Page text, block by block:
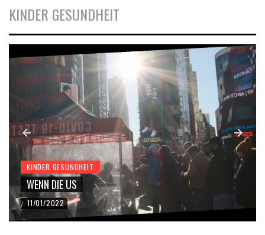
KINDER GESUNDHEIT
KINDER GESUNDHEIT
WENN DIE US
/ 11/01/2022